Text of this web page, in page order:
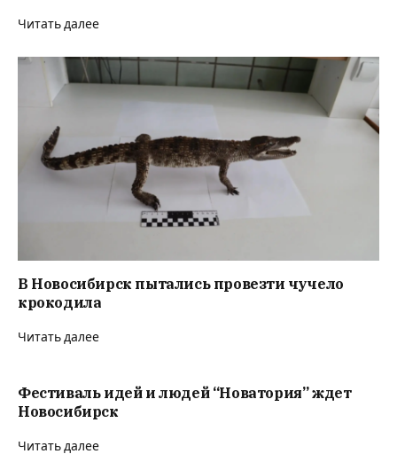
Читать далее
В Новосибирск пытались провезти чучело
крокодила
Читать далее
Фестиваль идей и людей “Новатория” ждет
Новосибирск
Читать далее